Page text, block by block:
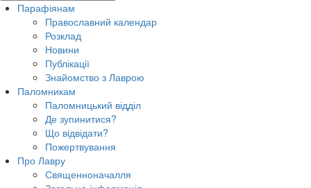
Парафіянам
Православний календар
Розклад
Новини
Публікації
Знайомство з Лаврою
Паломникам
Паломницький відділ
Де зупинитися?
Що відвідати?
Пожертвування
Про Лавру
Священноначалля